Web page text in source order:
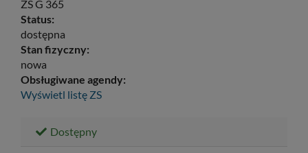
ZS G 365
Status:
dostępna
Stan fizyczny:
nowa
Obsługiwane agendy:
Wyświetl listę ZS
Dostępny